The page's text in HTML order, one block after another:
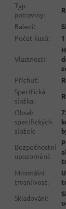
Typ
potraviny:
Balení:
Počet kusů: 1
Vlastnosti:
Příchuť:
Specifická
složka:
Obsah
specifických
složek:
Bezpečnostní
upozornění:
Minimální
trvanlivost:
Skladování: